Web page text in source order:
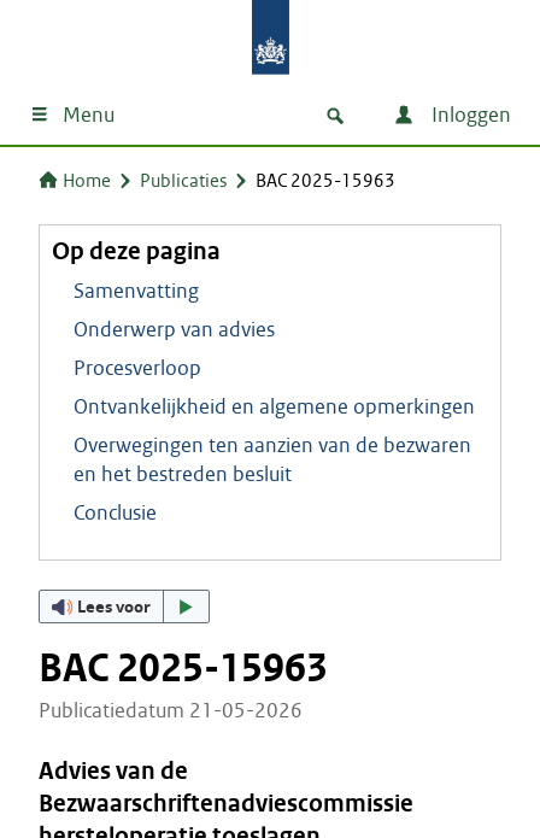
Menu Inloggen
Home Publicaties BAC 2025-15963
Op deze pagina
Samenvatting
Onderwerp van advies
Procesverloop
Ontvankelijkheid en algemene opmerkingen
Overwegingen ten aanzien van de bezwaren
en het bestreden besluit
Conclusie
Lees voor
BAC 2025-15963
Publicatiedatum 21-05-2026
Advies van de
Bezwaarschriftenadviescommissie